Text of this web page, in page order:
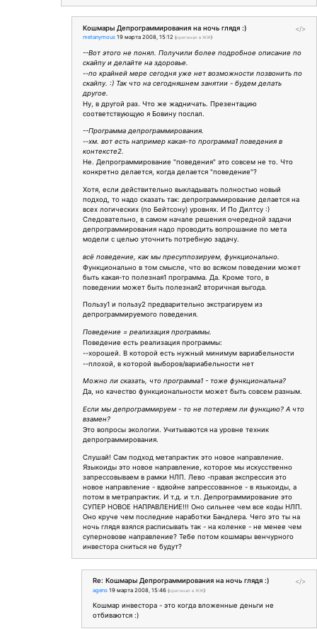
</>
Кошмары Депрограммирования на ночь глядя :)
metanymous 19 марта 2008, 15:12 (оригинал в ЖЖ)
--Вот этого не понял. Получили более подробное описание по
скайпу и делайте на здоровье.
--по крайней мере сегодня уже нет возможности позвонить по
скайпу. :) Так что на сегодняшнем занятии - будем делать
другое.
Ну, в другой раз. Что же жадничать. Презентацию
соответствующую я Бовину послал.
--Программа депрограммирования.
--хм. вот есть например какая-то программа1 поведения в
контексте2.
Не. Депрограммирование "поведения" это совсем не то. Что
конкретно делается, когда делается "поведение"?
Хотя, если действительно выкладывать полностью новый
подход, то надо сказать так: депрограммирование делается на
всех логических (по Бейтсону) уровнях. И По Дилтсу :)
Следовательно, в самом начале решения очередной задачи
депрограммирования надо проводить вопрошание по мета
модели с целью уточнить потребную задачу.
всё поведение, как мы пресуппозируем, функционально.
Функционально в том смысле, что во всяком поведении может
быть какая-то полезная1 программа. Да. Кроме того, в
поведении может быть полезная2 вторичная выгода.
Пользу1 и пользу2 предварительно экстрагируем из
депрограммируемого поведения.
Поведение = реализация программы.
Поведение есть реализация программы:
--хорошей. В которой есть нужный минимум вариабельности
--плохой, в которой выборов/вариабельности нет
Можно ли сказать, что программа1 - тоже функциональна?
Да, но качество функциональности может быть совсем разным.
Если мы депрограммируем - то не потеряем ли функцию? А что
взамен?
Это вопросы экологии. Учитываются на уровне техник
депрограммирования.
Слушай! Сам подход метапрактик это новое направление.
Языкоиды это новое направление, которое мы искусственно
запрессовываем в рамки НЛП. Лево -правая экспрессия это
новое направление - вдвойне запрессованное - в языкоиды, а
потом в метрапрактик. И т.д. и т.п. Депрограммирование это
СУПЕР НОВОЕ НАПРАВЛЕНИЕ!!! Оно сильнее чем все коды НЛП.
Оно круче чем последние наработки Бандлера. Чего это ты на
ночь глядя взялся расписывать так - на коленке - не менее чем
суперновове направление? Тебе потом кошмары венчурного
инвестора сниться не будут?
</>
Re: Кошмары Депрограммирования на ночь глядя :)
agens 19 марта 2008, 15:46 (оригинал в ЖЖ)
Кошмар инвестора - это когда вложенные деньги не
отбиваются :)